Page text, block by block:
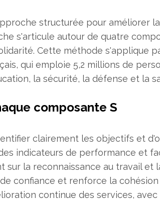
structurée pour améliorer
s'articule autour de quatre
Cette méthode s'applique
qui emploie 5,2 millions de
la sécurité, la défense et la
composante S
clairement les objectifs et
indicateurs de performance et
sur la reconnaissance au travail et
confiance et renforce la
continue des services,